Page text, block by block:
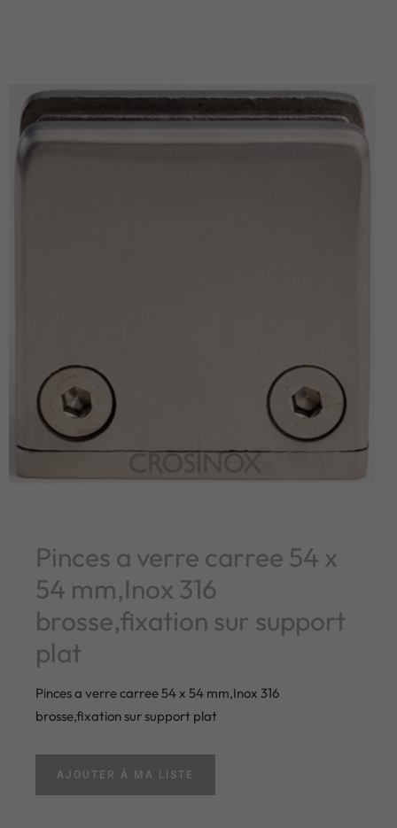
Pinces a verre carree 54 x
54 mm,Inox 316
brosse,fixation sur support
plat
Pinces a verre carree 54 x 54 mm,Inox 316
brosse,fixation sur support plat
AJOUTER À MA LISTE